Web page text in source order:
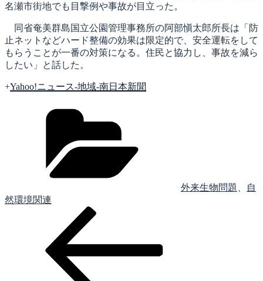
名瀬市街地でも目撃例や事故が目立った。
同省奄美群島国立公園管理事務所の阿部愼太郎所長は「防
止ネットなどハード整備の効果は限定的で、安全運転をして
もらうことが一番の対策になる。住民と協力し、事故を減ら
したい」と話した。
+Yahoo!ニュース-地域-南日本新聞
外来生物問題
自
然環境関連